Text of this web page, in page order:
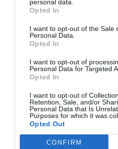
personal data.
Opted In
I want to opt-out of the Sale
Personal Data.
Opted In
I want to opt-out of
Personal Data for Targeted
Opted In
I want to opt-out of
Retention, Sale, and/or
Personal Data that Is
Purposes for which it was
Opted Out
CONFIRM
Ρώσος Πρέσβης: «Η Ουκρανία
στους αγωγούς Nord Stream
ΕΠΌΜΕΝΗ
Πόλος έλξης επενδύσεων